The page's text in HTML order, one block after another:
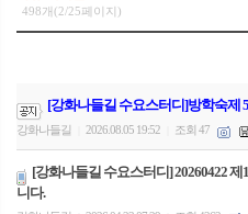
498개(2/25페이지)
[강화나들길 수요스터디]방학숙제
강화나들길 2026.08.05 19:52 조회 47
[강화나들길 수요스터디] 20260422
니다.